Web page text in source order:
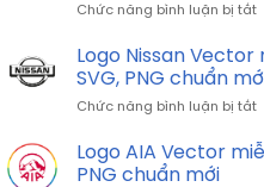
AI,
Chức năng bình luận bị tắtở
Logo Nissan Vector
SVG, PNG chuẩn
Chức năng bình luận bị tắtở
Logo AIA Vector
PNG chuẩn mới